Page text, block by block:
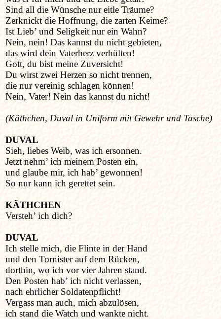
Sind all die Wünsche nur eitle Träume?
Zerknickt die Hoffnung, die zarten Keime?
Ist Lieb’ und Seligkeit nur ein Wahn?
Nein, nein! Das kannst du nicht gebieten,
das wird dein Vaterherz verhülten!
Gott, du bist meine Zuversicht!
Du wirst zwei Herzen so nicht trennen,
die nur vereinig schlagen können!
Nein, Vater! Nein das kannst du nicht!
(Käthchen, Duval in Uniform mit Gewehr und Tasche)
DUVAL
Sieh, liebes Weib, was ich ersonnen.
Jetzt nehm’ ich meinem Posten ein,
und glaube mir, ich hab’ gewonnen!
So nur kann ich gerettet sein.
KÄTHCHEN
Versteh’ ich dich?
DUVAL
Ich stelle mich, die Flinte in der Hand
und den Tornister auf dem Rücken,
dorthin, wo ich vor vier Jahren stand.
Den Posten hab’ ich nicht verlassen,
nach ehrlicher Soldatenpflicht!
Vergass man auch, mich abzulösen,
ich stand die Watch und wankte nicht.